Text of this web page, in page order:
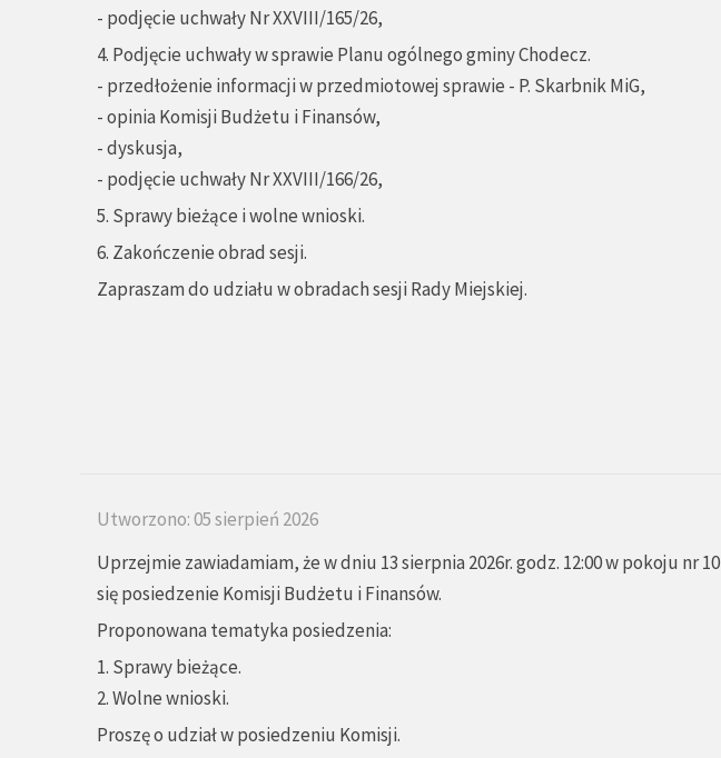
- podjęcie uchwały Nr XXVIII/165/26,
4. Podjęcie uchwały w sprawie Planu ogólnego gminy Chodecz.
- przedłożenie informacji w przedmiotowej sprawie - P. Skarbnik MiG,
- opinia Komisji Budżetu i Finansów,
- dyskusja,
- podjęcie uchwały Nr XXVIII/166/26,
5. Sprawy bieżące i wolne wnioski.
6. Zakończenie obrad sesji.
Zapraszam do udziału w obradach sesji Rady Miejskiej.
Utworzono: 05 sierpień 2026
Uprzejmie zawiadamiam, że w dniu 13 sierpnia 2026r. godz. 12:00 w pokoju nr
się posiedzenie Komisji Budżetu i Finansów.
Proponowana tematyka posiedzenia:
1. Sprawy bieżące.
2. Wolne wnioski.
Proszę o udział w posiedzeniu Komisji.